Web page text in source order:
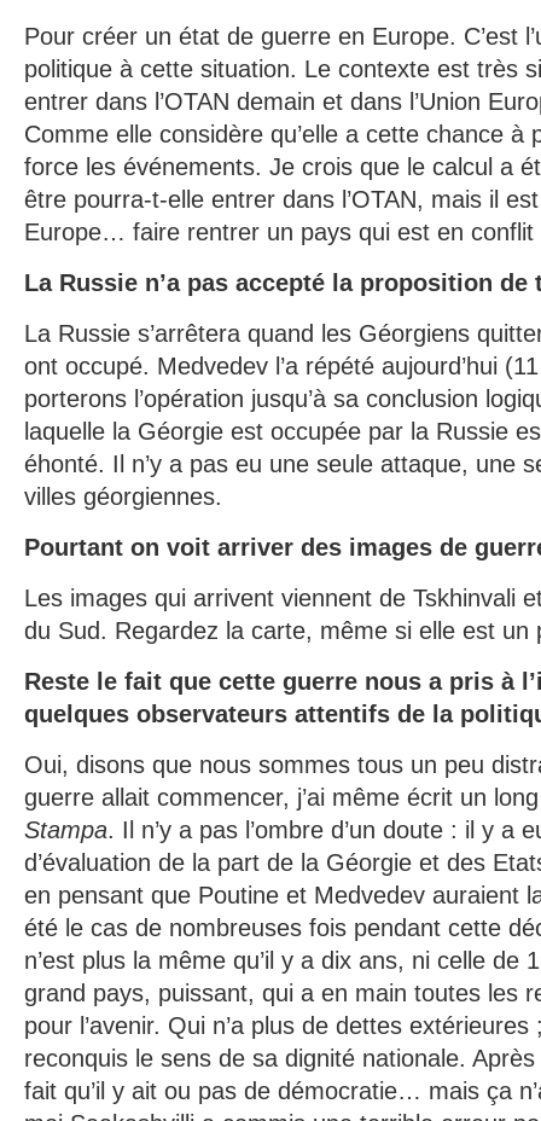
Pour créer un état de guerre en Europe. C’est
politique à cette situation. Le contexte est très
entrer dans l’OTAN demain et dans l’Union
Comme elle considère qu’elle a cette chance à
force les événements. Je crois que le calcul a
être pourra-t-elle entrer dans l’OTAN, mais il
Europe… faire rentrer un pays qui est en
La Russie n’a pas accepté la proposition de
La Russie s’arrêtera quand les Géorgiens
ont occupé. Medvedev l’a répété aujourd’hui
porterons l’opération jusqu’à sa conclusion
laquelle la Géorgie est occupée par la Russie
éhonté. Il n’y a pas eu une seule attaque, une
villes géorgiennes.
Pourtant on voit arriver des images de
Les images qui arrivent viennent de Tskhinvali
du Sud. Regardez la carte, même si elle est un
Reste le fait que cette guerre nous a pris à
quelques observateurs attentifs de la
Oui, disons que nous sommes tous un peu
guerre allait commencer, j’ai même écrit un
Stampa. Il n’y a pas l’ombre d’un doute : il y a
d’évaluation de la part de la Géorgie et des
en pensant que Poutine et Medvedev auraient
été le cas de nombreuses fois pendant cette
n’est plus la même qu’il y a dix ans, ni celle de
grand pays, puissant, qui a en main toutes les
pour l’avenir. Qui n’a plus de dettes extérieures
reconquis le sens de sa dignité nationale.
fait qu’il y ait ou pas de démocratie… mais ça